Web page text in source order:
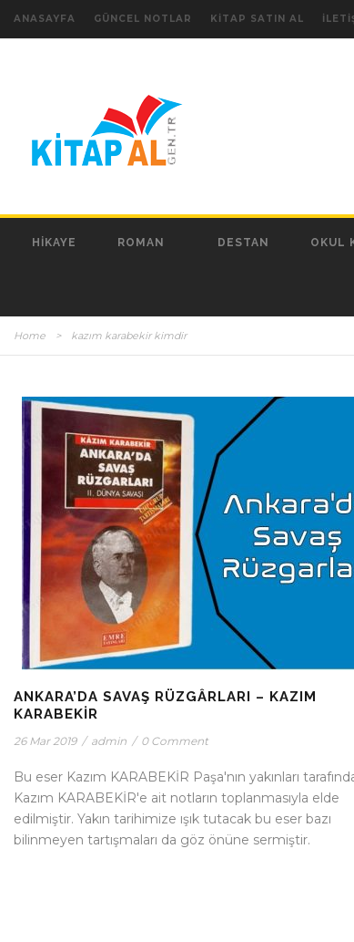
ANASAYFA GÜNCEL NOTLAR KITAP SATIN AL
HIKAYE ROMAN DESTAN OKUL
Home > kazım karabekir kimdir
ANKARA’DA SAVAŞ RÜZGÂRLARI – KAZIM
KARABEKİR
26 Mar 2019 / admin / 0 Comment
Bu eser Kazım KARABEKİR Paşa'nın yakınları
Kazım KARABEKİR'e ait notların toplanmasıyla elde
edilmiştir. Yakın tarihimize ışık tutacak bu eser bazı
bilinmeyen tartışmaları da göz önüne sermiştir.